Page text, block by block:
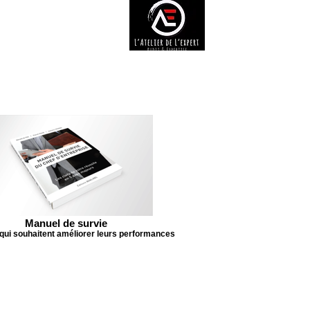
Manuel de survie
souhaitent améliorer leurs performances